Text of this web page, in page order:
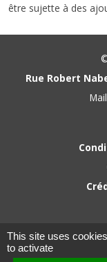
être sujette à des
Rue Robert
This site uses
to activate